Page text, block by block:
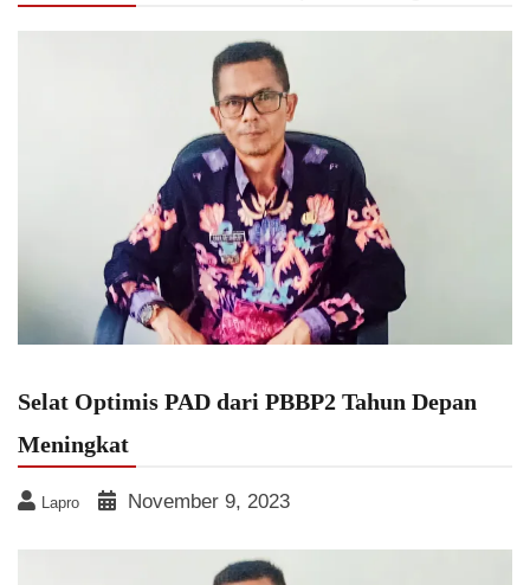
Selat Optimis PAD dari PBBP2 Tahun Depan
Meningkat
Lapro November 9, 2023